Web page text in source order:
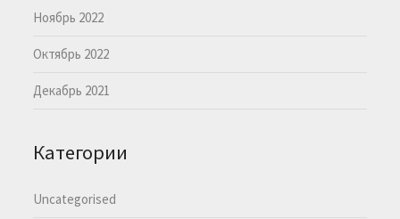
Ноябрь 2022
Октябрь 2022
Декабрь 2021
Категории
Uncategorised